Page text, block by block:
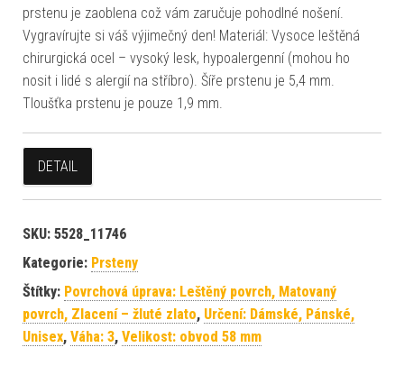
prstenu je zaoblena což vám zaručuje pohodlné nošení.
Vygravírujte si váš výjimečný den! Materiál: Vysoce leštěná
chirurgická ocel – vysoký lesk, hypoalergenní (mohou ho
nosit i lidé s alergií na stříbro). Šíře prstenu je 5,4 mm.
Tloušťka prstenu je pouze 1,9 mm.
DETAIL
SKU: 5528_11746
Kategorie: Prsteny
Štítky: Povrchová úprava: Leštěný povrch, Matovaný
povrch, Zlacení – žluté zlato, Určení: Dámské, Pánské,
Unisex, Váha: 3, Velikost: obvod 58 mm